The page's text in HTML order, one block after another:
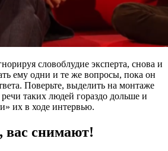
словоблудие эксперта, снова и
ему одни и те же вопросы, пока он
Поверьте, выделить на монтаже
таких людей гораздо дольше и
их в ходе интервью.
вас снимают!